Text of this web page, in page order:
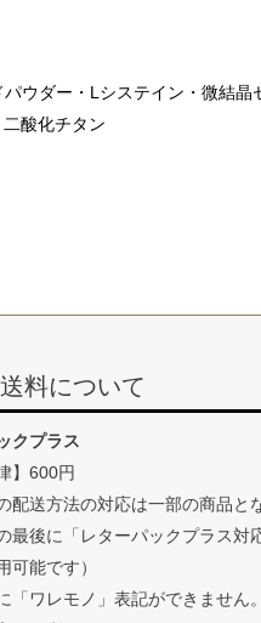
ウダー・Lシステイン・微結
酸化チタン
料について
クプラス
】600円
配送方法の対応は一部の商品と
最後に「レターパックプラス
可能です）
「ワレモノ」表記ができません。